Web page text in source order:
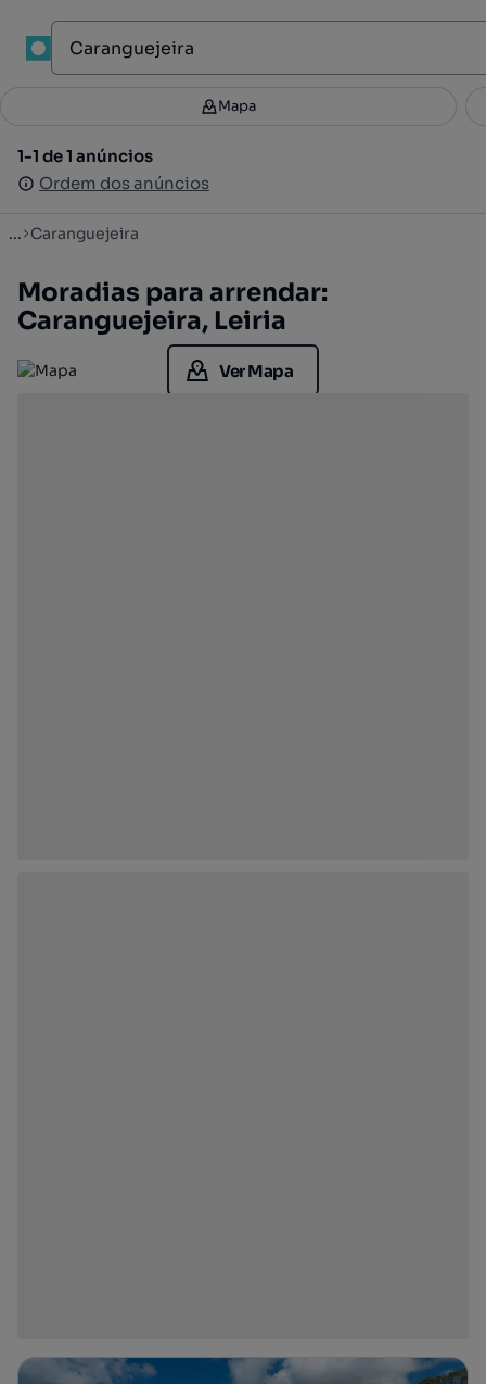
Filtros 3
1-1 de 1 anúncios
Ordem dos anúncios
Mapa
1-1 de 1 anúncios
Ordem dos anúncios
... Caranguejeira
Moradias para arrendar:
Caranguejeira, Leiria
Ver Mapa